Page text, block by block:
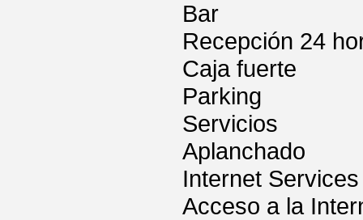
Bar
Recepción 24
Caja fuerte
Parking
Servicios
Aplanchado
Internet Services
Acceso a la